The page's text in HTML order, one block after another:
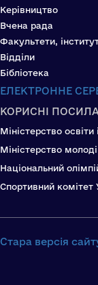
Керівництво
Вчена рада
Факультети,
Відділи
Бібліотека
ЕЛЕКТРОННЕ
КОРИСНІ
Міністерство освіти
Міністерство
Національний
Спортивний комітет
Стара версія